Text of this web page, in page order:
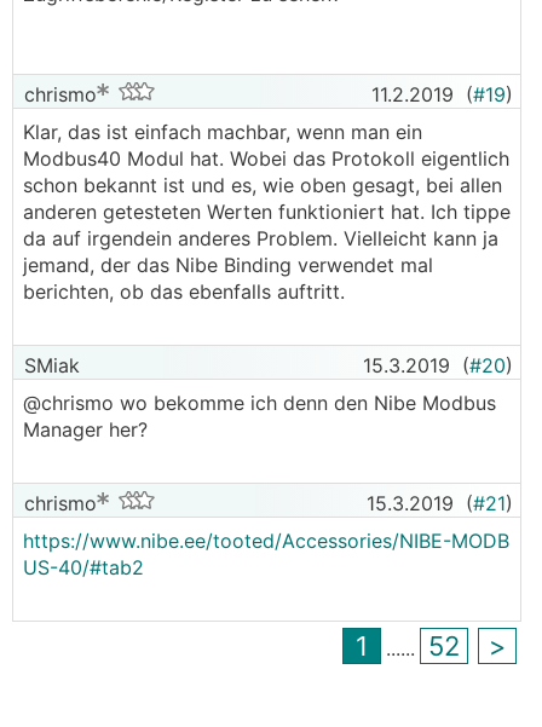
chrismo 11.2.2019 (#19)
Klar, das ist einfach machbar, wenn man ein
Modbus40 Modul hat. Wobei das Protokoll eigentlich
schon bekannt ist und es, wie oben gesagt, bei allen
anderen getesteten Werten funktioniert hat. Ich tippe
da auf irgendein anderes Problem. Vielleicht kann ja
jemand, der das Nibe Binding verwendet mal
berichten, ob das ebenfalls auftritt.
SMiak 15.3.2019 (#20)
@chrismo wo bekomme ich denn den Nibe Modbus
Manager her?
chrismo 15.3.2019 (#21)
https://www.nibe.ee/tooted/Accessories/NIBE-MODB
US-40/#tab2
1 ...... 52 >